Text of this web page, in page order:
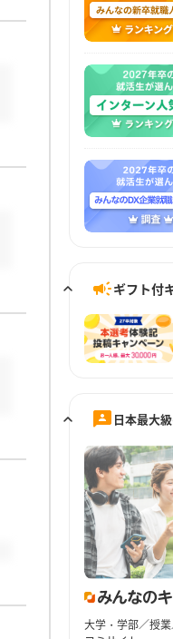
ギフト付
日本最大
大学・学部／授